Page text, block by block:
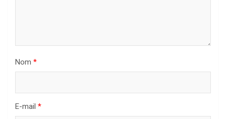
Nom *
E-mail *